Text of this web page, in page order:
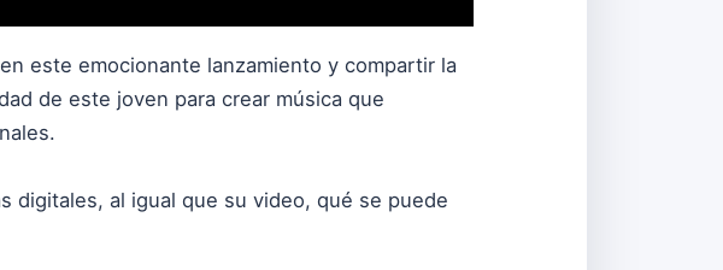
este emocionante lanzamiento y compartir la
de este joven para crear música que
digitales, al igual que su video, qué se puede